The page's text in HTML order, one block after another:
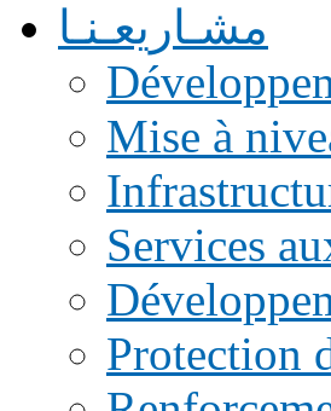
مشـاريعـنـا
Mise à
Services
Protection